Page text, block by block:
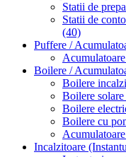
Statii de
Statii de
(40)
Puffere /
Boilere /
Boilere
Boilere solare
Boilere
Boilere cu
Incalzitoare